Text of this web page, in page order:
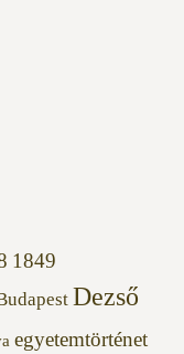
1849
Dezső
egyetemtörténet